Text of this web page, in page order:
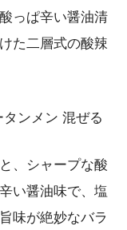
っぱ辛い醤油清
た二層式の酸辣
、シャープな酸
い醤油味で、塩
味が絶妙なバラ